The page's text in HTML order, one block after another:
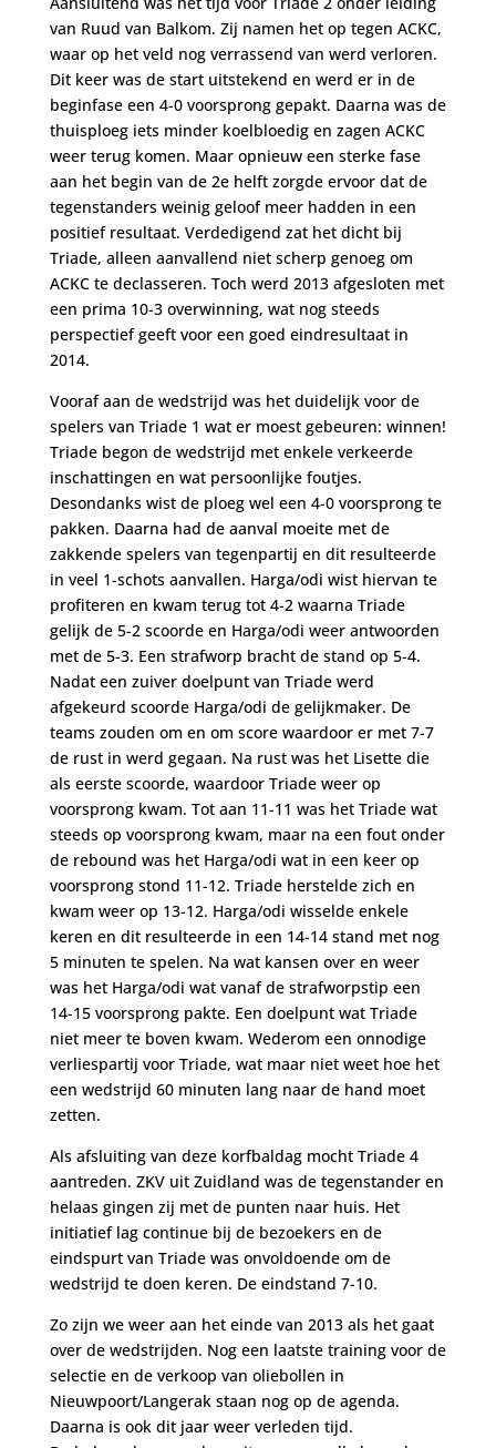
van Ruud van Balkom. Zij namen het op tegen ACKC,
waar op het veld nog verrassend van werd verloren.
Dit keer was de start uitstekend en werd er in de
beginfase een 4-0 voorsprong gepakt. Daarna was de
thuisploeg iets minder koelbloedig en zagen ACKC
weer terug komen. Maar opnieuw een sterke fase
aan het begin van de 2e helft zorgde ervoor dat de
tegenstanders weinig geloof meer hadden in een
positief resultaat. Verdedigend zat het dicht bij
Triade, alleen aanvallend niet scherp genoeg om
ACKC te declasseren. Toch werd 2013 afgesloten met
een prima 10-3 overwinning, wat nog steeds
perspectief geeft voor een goed eindresultaat in
2014.
Vooraf aan de wedstrijd was het duidelijk voor de
spelers van Triade 1 wat er moest gebeuren: winnen!
Triade begon de wedstrijd met enkele verkeerde
inschattingen en wat persoonlijke foutjes.
Desondanks wist de ploeg wel een 4-0 voorsprong te
pakken. Daarna had de aanval moeite met de
zakkende spelers van tegenpartij en dit resulteerde
in veel 1-schots aanvallen. Harga/odi wist hiervan te
profiteren en kwam terug tot 4-2 waarna Triade
gelijk de 5-2 scoorde en Harga/odi weer antwoorden
met de 5-3. Een strafworp bracht de stand op 5-4.
Nadat een zuiver doelpunt van Triade werd
afgekeurd scoorde Harga/odi de gelijkmaker. De
teams zouden om en om score waardoor er met 7-7
de rust in werd gegaan. Na rust was het Lisette die
als eerste scoorde, waardoor Triade weer op
voorsprong kwam. Tot aan 11-11 was het Triade wat
steeds op voorsprong kwam, maar na een fout onder
de rebound was het Harga/odi wat in een keer op
voorsprong stond 11-12. Triade herstelde zich en
kwam weer op 13-12. Harga/odi wisselde enkele
keren en dit resulteerde in een 14-14 stand met nog
5 minuten te spelen. Na wat kansen over en weer
was het Harga/odi wat vanaf de strafworpstip een
14-15 voorsprong pakte. Een doelpunt wat Triade
niet meer te boven kwam. Wederom een onnodige
verliespartij voor Triade, wat maar niet weet hoe het
een wedstrijd 60 minuten lang naar de hand moet
zetten.
Als afsluiting van deze korfbaldag mocht Triade 4
aantreden. ZKV uit Zuidland was de tegenstander en
helaas gingen zij met de punten naar huis. Het
initiatief lag continue bij de bezoekers en de
eindspurt van Triade was onvoldoende om de
wedstrijd te doen keren. De eindstand 7-10.
Zo zijn we weer aan het einde van 2013 als het gaat
over de wedstrijden. Nog een laatste training voor de
selectie en de verkoop van oliebollen in
Nieuwpoort/Langerak staan nog op de agenda.
Daarna is ook dit jaar weer verleden tijd.